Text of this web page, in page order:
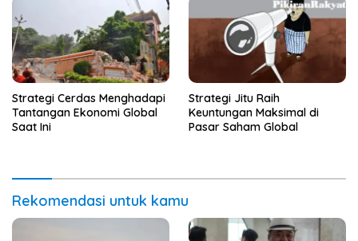
Strategi Cerdas Menghadapi
Tantangan Ekonomi Global
Saat Ini
Strategi Jitu Raih
Keuntungan Maksimal di
Pasar Saham Global
Rekomendasi untuk kamu